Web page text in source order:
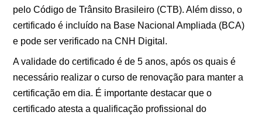
pelo Código de Trânsito Brasileiro (CTB). Além disso, o
certificado é incluído na Base Nacional Ampliada (BCA)
e pode ser verificado na CNH Digital.
A validade do certificado é de 5 anos, após os quais é
necessário realizar o curso de renovação para manter a
certificação em dia. É importante destacar que o
certificado atesta a qualificação profissional do